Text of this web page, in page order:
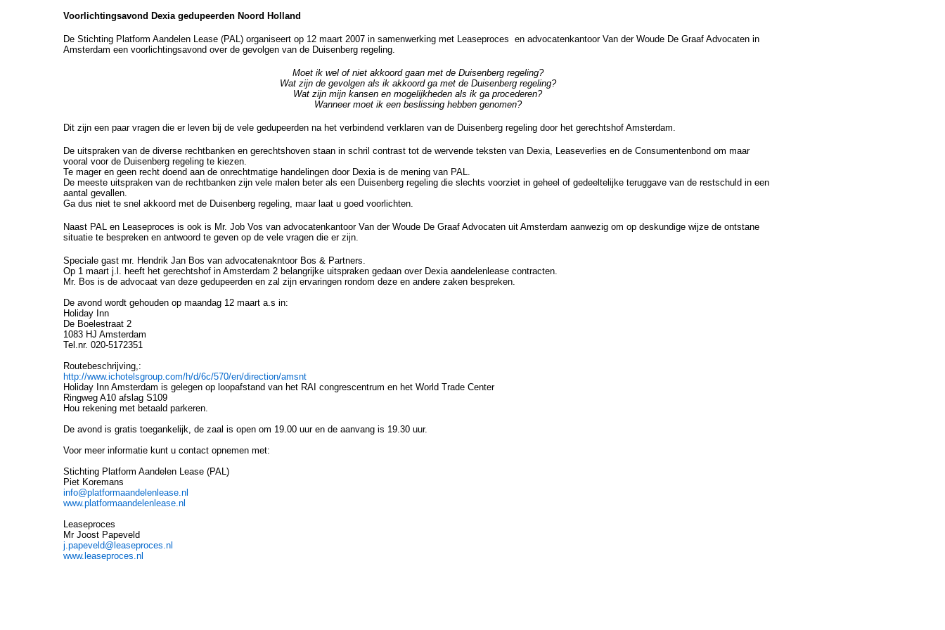
Voorlichtingsavond Dexia gedupeerden Noord Holland
De Stichting Platform Aandelen Lease (PAL) organiseert op 12 maart 2007 in samenwerking met Leaseproces en advocatenkantoor Van der Woude De Graaf Advocaten in
Amsterdam een voorlichtingsavond over de gevolgen van de Duisenberg regeling.
Moet ik wel of niet akkoord gaan met de Duisenberg regeling?
Wat zijn de gevolgen als ik akkoord ga met de Duisenberg regeling?
Wat zijn mijn kansen en mogelijkheden als ik ga procederen?
Wanneer moet ik een beslissing hebben genomen?
Dit zijn een paar vragen die er leven bij de vele gedupeerden na het verbindend verklaren van de Duisenberg regeling door het gerechtshof Amsterdam.
De uitspraken van de diverse rechtbanken en gerechtshoven staan in schril contrast tot de wervende teksten van Dexia, Leaseverlies en de Consumentenbond om maar
vooral voor de Duisenberg regeling te kiezen.
Te mager en geen recht doend aan de onrechtmatige handelingen door Dexia is de mening van PAL.
De meeste uitspraken van de rechtbanken zijn vele malen beter als een Duisenberg regeling die slechts voorziet in geheel of gedeeltelijke teruggave van de restschuld in een
aantal gevallen.
Ga dus niet te snel akkoord met de Duisenberg regeling, maar laat u goed voorlichten.
Naast PAL en Leaseproces is ook is Mr. Job Vos van advocatenkantoor Van der Woude De Graaf Advocaten uit Amsterdam aanwezig om op deskundige wijze de ontstane
situatie te bespreken en antwoord te geven op de vele vragen die er zijn.
Speciale gast mr. Hendrik Jan Bos van advocatenakntoor Bos & Partners.
Op 1 maart j.l. heeft het gerechtshof in Amsterdam 2 belangrijke uitspraken gedaan over Dexia aandelenlease contracten.
Mr. Bos is de advocaat van deze gedupeerden en zal zijn ervaringen rondom deze en andere zaken bespreken.
De avond wordt gehouden op maandag 12 maart a.s in:
Holiday Inn
De Boelestraat 2
1083 HJ Amsterdam
Tel.nr. 020-5172351
Routebeschrijving,:
http://www.ichotelsgroup.com/h/d/6c/570/en/direction/amsnt
Holiday Inn Amsterdam is gelegen op loopafstand van het RAI congrescentrum en het World Trade Center
Ringweg A10 afslag S109
Hou rekening met betaald parkeren.
De avond is gratis toegankelijk, de zaal is open om 19.00 uur en de aanvang is 19.30 uur.
Voor meer informatie kunt u contact opnemen met:
Stichting Platform Aandelen Lease (PAL)
Piet Koremans
info@platformaandelenlease.nl
www.platformaandelenlease.nl
Leaseproces
Mr Joost Papeveld
j.papeveld@leaseproces.nl
www.leaseproces.nl